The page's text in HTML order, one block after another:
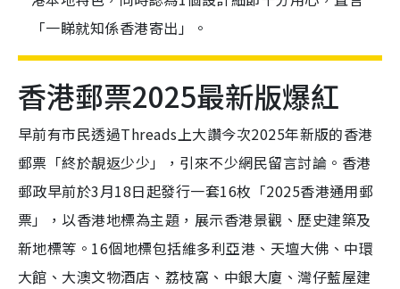
「一睇就知係香港寄出」。
香港郵票2025最新版爆紅
早前有市民透過Threads上大讚今次2025年新版的香港
郵票「終於靚返少少」，引來不少網民留言討論。香港
郵政早前於3月18日起發行一套16枚「2025香港通用郵
票」，以香港地標為主題，展示香港景觀、歷史建築及
新地標等。16個地標包括維多利亞港、天壇大佛、中環
大館、大澳文物酒店、荔枝窩、中銀大廈、灣仔藍屋建